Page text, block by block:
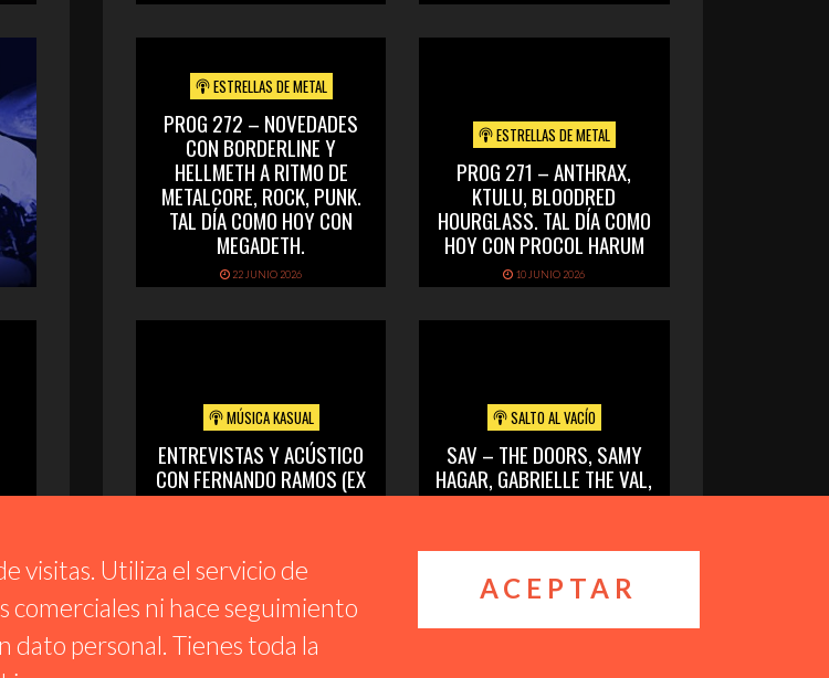
ESTRELLAS DE METAL
PROG 272 – NOVEDADES
CON BORDERLINE Y
HELLMETH A RITMO DE
METALCORE, ROCK, PUNK.
TAL DÍA COMO HOY CON
MEGADETH.
22 JUNIO 2026
ESTRELLAS DE METAL
PROG 271 – ANTHRAX,
KTULU, BLOODRED
HOURGLASS. TAL DÍA COMO
HOY CON PROCOL HARUM
10 JUNIO 2026
MÚSICA KASUAL
ENTREVISTAS Y ACÚSTICO
CON FERNANDO RAMOS (EX
CUCAS) Y EL FESTIVAL AFRO
SALTO AL VACÍO
SAV – THE DOORS, SAMY
HAGAR, GABRIELLE THE VAL,
BLACK LABEL SOCIETY, BSO
visitas. Utiliza el servicio de
comerciales ni hace seguimiento
dato personal. Tienes toda la
ACEPTAR